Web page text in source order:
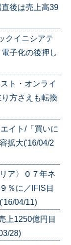
後は売上高39
クイニシアテ
子化の後押し
ト・オンライ
方さえも転換
イト/「買いに
拡大('16/04/2
ア〉０７年ネ
％に／IFIS目
04/11)
上1250億円目
28)